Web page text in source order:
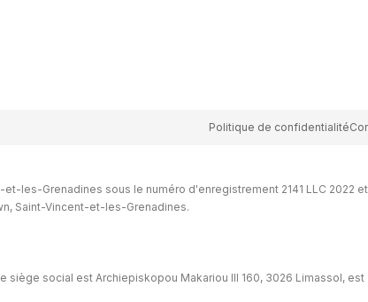
Politique de confidentialité
les-Grenadines sous le numéro d'enregistrement 2141 LLC 2022 et
Saint-Vincent-et-les-Grenadines.
siège social est Archiepiskopou Makariou lll 160, 3026 Limassol, est